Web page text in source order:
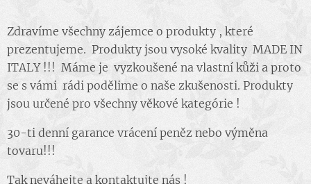
Zdravíme všechny zájemce o produkty , které
prezentujeme. Produkty jsou vysoké kvality MADE IN
ITALY !!! Máme je vyzkoušené na vlastní kůži a proto
se s vámi rádi podělime o naše zkušenosti. Produkty
jsou určené pro všechny věkové kategórie !
30-ti denní garance vrácení peněz nebo výměna
tovaru!!!
Tak neváhejte a kontaktujte nás !